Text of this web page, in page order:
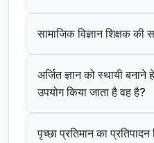
सामाजिक विज्ञान शिक्षक की
अर्जित ज्ञान को स्थायी बनाने
उपयोग किया जाता है वह है?
पृच्छा प्रतिमान का